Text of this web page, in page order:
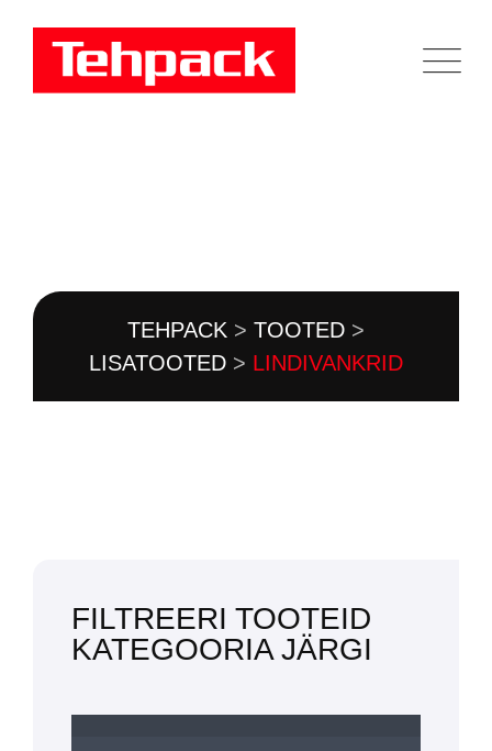
TEHPACK > TOOTED >
LISATOOTED > LINDIVANKRID
FILTREERI TOOTEID
KATEGOORIA JÄRGI